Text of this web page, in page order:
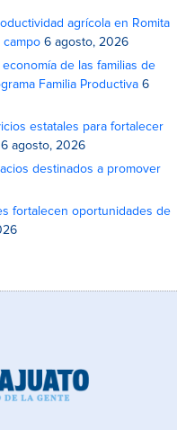
agrícola en Romita
campo 6 agosto, 2026
de las familias de
Familia Productiva 6
estatales para fortalecer
6 agosto, 2026
destinados a promover
fortalecen oportunidades de